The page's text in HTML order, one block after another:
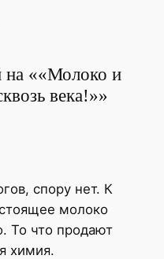
на ««Молоко и
века!»»
спору нет. К
молоко
То что продают
химия.